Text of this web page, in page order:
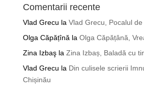
Comentarii recente
Vlad Grecu la Vlad Grecu, Pocalul
Olga Căpățînă la Olga Căpățână,
Zina Izbaşla Zina Izbaș, Baladă cu
Vlad Grecu la Din culisele scrierii
Chișinău